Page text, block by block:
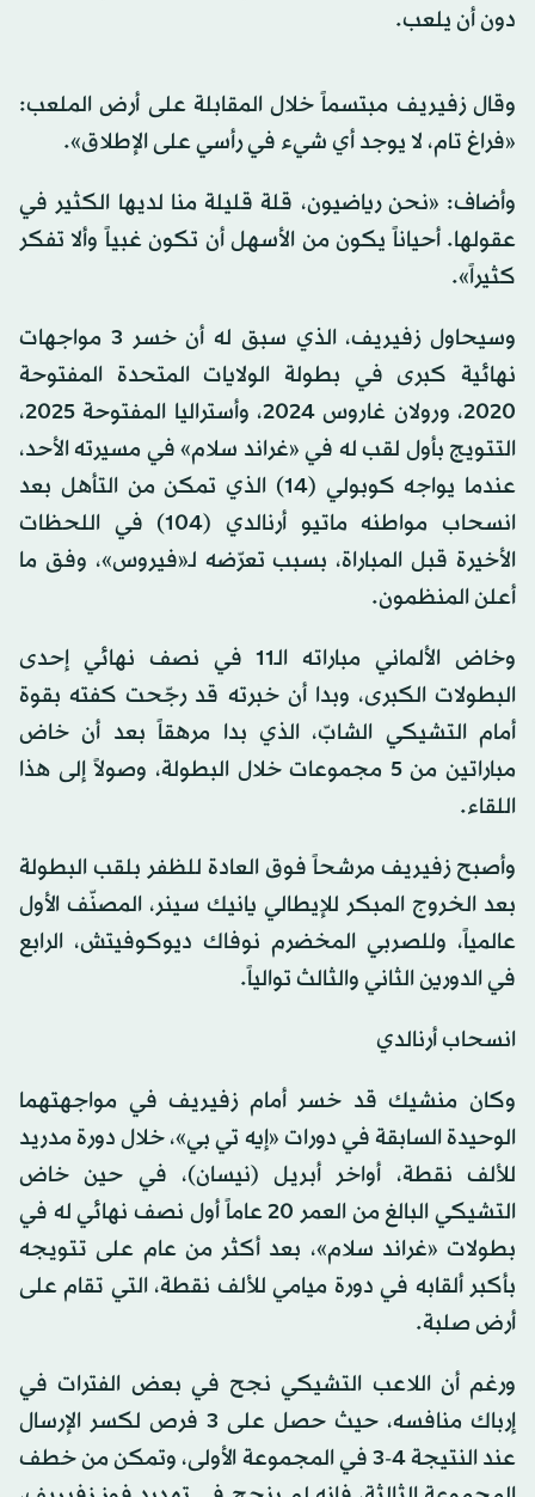
دون أن يلعب.
وقال زفيريف مبتسماً خلال المقابلة على أرض الملعب:
«فراغ تام، لا يوجد أي شيء في رأسي على الإطلاق».
وأضاف: «نحن رياضيون، قلة قليلة منا لديها الكثير في
عقولها. أحياناً يكون من الأسهل أن تكون غبياً وألا تفكر
كثيراً».
وسيحاول زفيريف، الذي سبق له أن خسر 3 مواجهات
نهائية كبرى في بطولة الولايات المتحدة المفتوحة
2020، ورولان غاروس 2024، وأستراليا المفتوحة 2025،
التتويج بأول لقب له في «غراند سلام» في مسيرته الأحد،
عندما يواجه كوبولي (14) الذي تمكن من التأهل بعد
انسحاب مواطنه ماتيو أرنالدي (104) في اللحظات
الأخيرة قبل المباراة، بسبب تعرّضه لـ«فيروس»، وفق ما
أعلن المنظمون.
وخاض الألماني مباراته الـ11 في نصف نهائي إحدى
البطولات الكبرى، وبدا أن خبرته قد رجّحت كفته بقوة
أمام التشيكي الشابّ، الذي بدا مرهقاً بعد أن خاض
مباراتين من 5 مجموعات خلال البطولة، وصولاً إلى هذا
اللقاء.
وأصبح زفيريف مرشحاً فوق العادة للظفر بلقب البطولة
بعد الخروج المبكر للإيطالي يانيك سينر، المصنّف الأول
عالمياً، وللصربي المخضرم نوفاك ديوكوفيتش، الرابع
في الدورين الثاني والثالث توالياً.
انسحاب أرنالدي
وكان منشيك قد خسر أمام زفيريف في مواجهتهما
الوحيدة السابقة في دورات «إيه تي بي»، خلال دورة مدريد
للألف نقطة، أواخر أبريل (نيسان)، في حين خاض
التشيكي البالغ من العمر 20 عاماً أول نصف نهائي له في
بطولات «غراند سلام»، بعد أكثر من عام على تتويجه
بأكبر ألقابه في دورة ميامي للألف نقطة، التي تقام على
أرض صلبة.
ورغم أن اللاعب التشيكي نجح في بعض الفترات في
إرباك منافسه، حيث حصل على 3 فرص لكسر الإرسال
عند النتيجة 4-3 في المجموعة الأولى، وتمكن من خطف